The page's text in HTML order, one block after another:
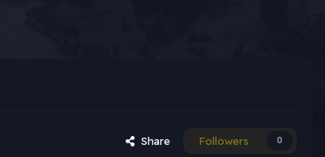
Share Followers 0